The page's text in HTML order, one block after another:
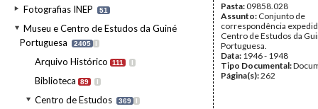
Fotografias INEP 51
Museu e Centro de Estudos da Guiné
Portuguesa
2405 I
Arquivo Histórico 111 I
Biblioteca 89 I
Centro de Estudos 369 I
Pasta:09858.028
Assunto: Conjunto de
correspondência
Centro de Estudos da
Portuguesa.
Data: 1946 - 1948
Tipo Documental:
Página(s):262